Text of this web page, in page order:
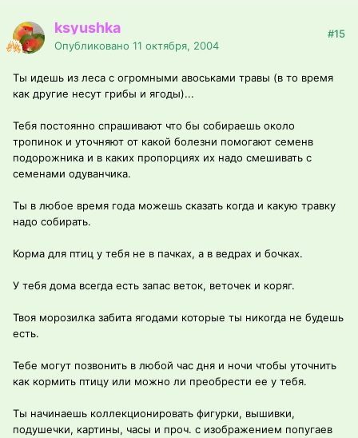
ksyushka
Опубликовано 11 октября, 2004
#15
Ты идешь из леса с огромными авоськами травы (в то время
как другие несут грибы и ягоды)...
Тебя постоянно спрашивают что бы собираешь около
тропинок и уточняют от какой болезни помогают семенв
подорожника и в каких пропорциях их надо смешивать с
семенами одуванчика.
Ты в любое время года можешь сказать когда и какую травку
надо собирать.
Корма для птиц у тебя не в пачках, а в ведрах и бочках.
У тебя дома всегда есть запас веток, веточек и коряг.
Твоя морозилка забита ягодами которые ты никогда не будешь
есть.
Тебе могут позвонить в любой час дня и ночи чтобы уточнить
как кормить птицу или можно ли преобрести ее у тебя.
Ты начинаешь коллекционировать фигурки, вышивки,
подушечки, картины, часы и проч. с изображением попугаев